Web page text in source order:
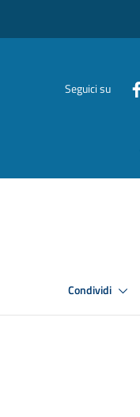
Seguici su
Condividi